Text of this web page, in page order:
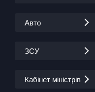
Авто
ЗСУ
Кабінет міністрів